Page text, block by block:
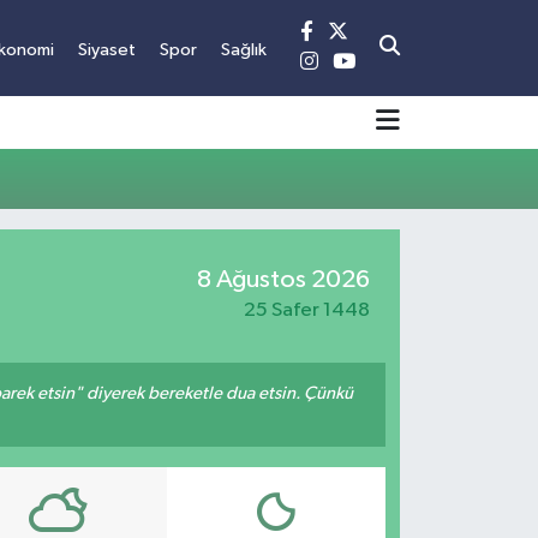
Siyaset Spor Sağlık
8 Ağustos 2026
25 Safer 1448
etsin" diyerek bereketle dua etsin. Çünkü